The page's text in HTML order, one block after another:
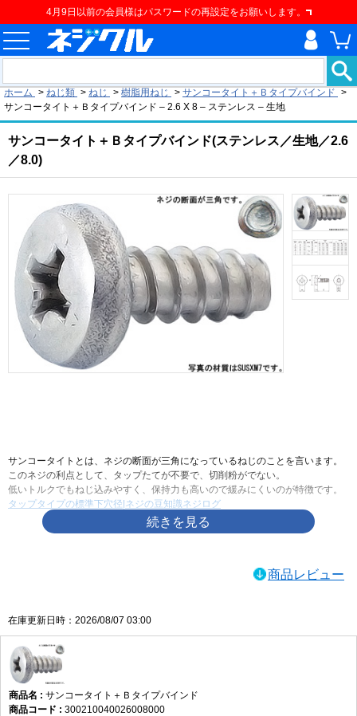
4月9日以前の会員様はパスワードの再設定をお願いします。
ホーム > ねじ類 > ねじ > 樹脂用ねじ > サンコータイト＋Ｂタイプバインド >
サンコータイト＋Ｂタイプバインド – 2.6 X 8 – ステンレス – 生地
サンコータイト＋Ｂタイプバインド(ステンレス／生地／2.6
／8.0)
サンコータイトとは、ネジの断面が三角になっているねじのことを言います。
このネジの利点として、タップたてが不要で、切削粉がでない。
低いトルクでもねじ込みやすく、保持力も高いので緩みにくいのが特徴です。
タップタイプの標準下穴径|ネジの豆知識ネジログ
商品レビュー
在庫更新日時：2026/08/07 03:00
サンコータイト＋Ｂタイプバインド
300210040026008000